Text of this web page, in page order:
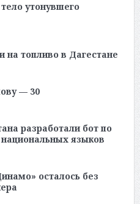
утонувшего
на топливо в Дагестане
— 30
разработали бот по
языков
осталось без